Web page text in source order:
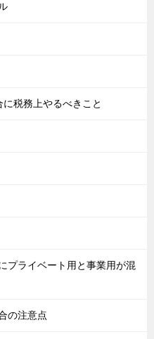
税務上やるべきこと
プライベート用と事業用が混
の注意点